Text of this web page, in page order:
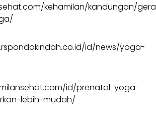
kehamilan/kandungan/
id/news/yoga-
id/prenatal-yoga-
lebih-mudah/